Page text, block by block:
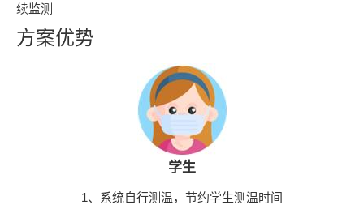
续监测
方案优势
学生
1、系统自行测温，节约学生测温时间